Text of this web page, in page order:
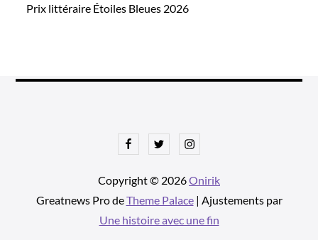
Prix littéraire Étoiles Bleues 2026
FacebookTwitterInstagram
Copyright © 2026Onirik
Greatnews Pro deTheme Palace| Ajustements par
Une histoire avec une fin